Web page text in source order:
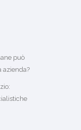
può
azienda?